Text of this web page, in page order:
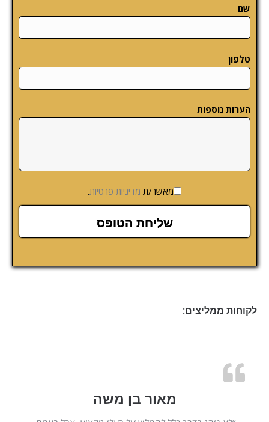
שם
טלפון
הערות נוספות
מאשר/ת מדיניות פרטיות.
לקוחות ממליצים:
מאור בן משה